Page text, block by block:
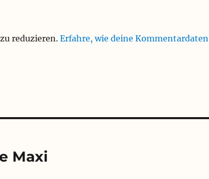
reduzieren.Erfahre, wie deine Kommentardaten
Maxi